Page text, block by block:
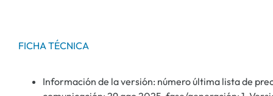
FICHA TÉCNICA
Información de la versión: número última lista de